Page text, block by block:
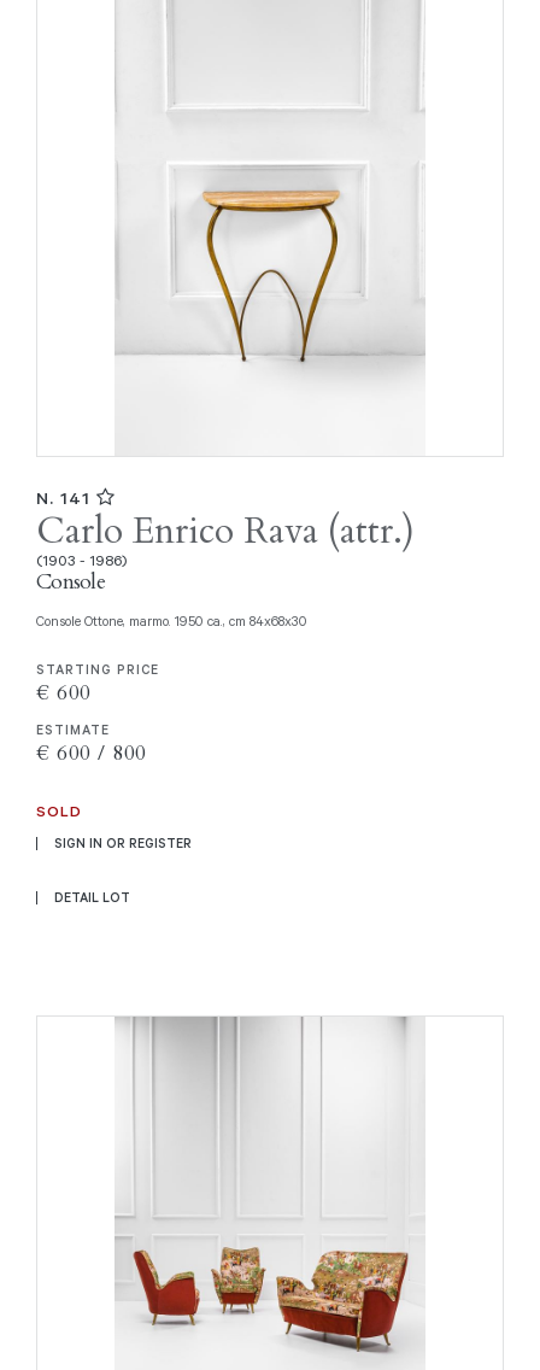
N. 141
Carlo Enrico Rava (attr.)
(1903 - 1986)
Console
Console Ottone, marmo. 1950 ca., cm 84x68x30
STARTING PRICE
€ 600
ESTIMATE
€ 600 / 800
SOLD
SIGN IN OR REGISTER
DETAIL LOT